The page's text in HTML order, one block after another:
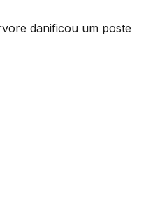
danificou um poste